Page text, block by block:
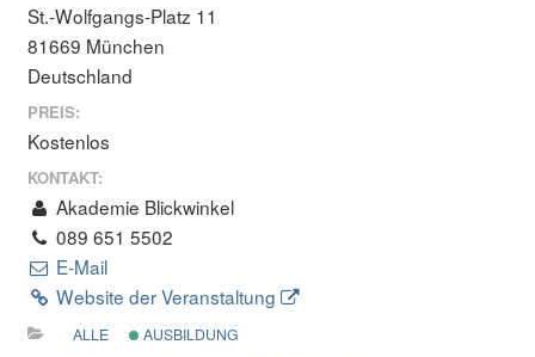
St.-Wolfgangs-Platz 11
81669 München
Deutschland
PREIS:
Kostenlos
KONTAKT:
Akademie Blickwinkel
089 651 5502
E-Mail
Website der Veranstaltung
ALLE AUSBILDUNG